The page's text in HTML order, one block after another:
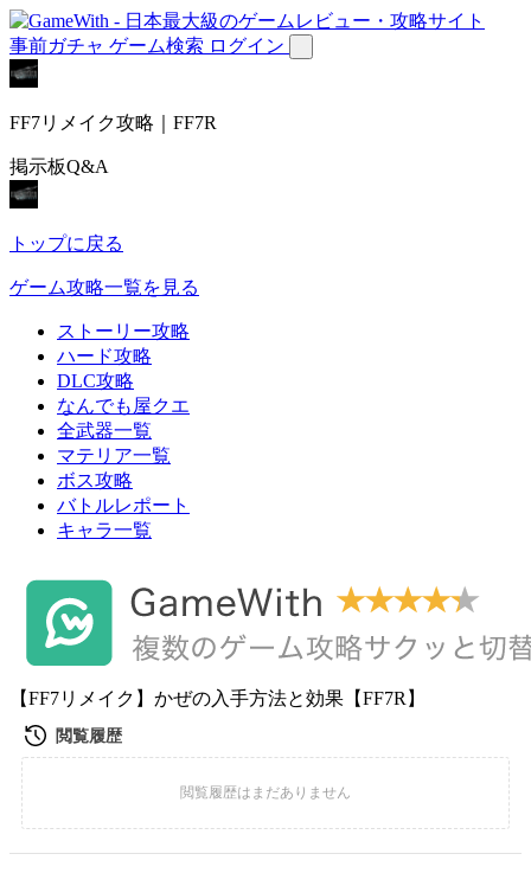
事前ガチャ ゲーム検索 ログイン
FF7リメイク攻略｜FF7R
掲示板Q&A
トップに戻る
ゲーム攻略一覧を見る
ストーリー攻略
ハード攻略
DLC攻略
なんでも屋クエ
全武器一覧
マテリア一覧
ボス攻略
バトルレポート
キャラ一覧
【FF7リメイク】かぜの入手方法と効果【FF7R】